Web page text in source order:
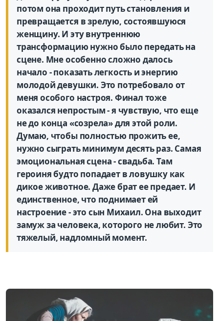
потом она проходит путь становления и
превращается в зрелую, состоявшуюся
женщину. И эту внутреннюю
трансформацию нужно было передать на
сцене. Мне особенно сложно далось
начало - показать легкость и энергию
молодой девушки. Это потребовало от
меня особого настроя. Финал тоже
оказался непростым - я чувствую, что еще
не до конца «созрела» для этой роли.
Думаю, чтобы полностью прожить ее,
нужно сыграть минимум десять раз. Самая
эмоциональная сцена - свадьба. Там
героиня будто попадает в ловушку как
дикое животное. Даже брат ее предает. И
единственное, что поднимает ей
настроение - это сын Михаил. Она выходит
замуж за человека, которого не любит. Это
тяжелый, надломный момент.